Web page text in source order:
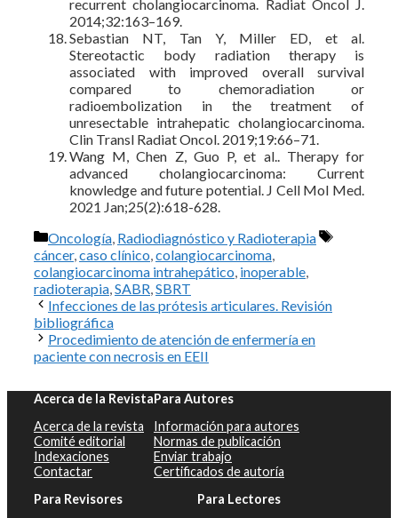
recurrent cholangiocarcinoma. Radiat Oncol J.
2014;32:163–169.
Sebastian NT, Tan Y, Miller ED, et al.
Stereotactic body radiation therapy is
associated with improved overall survival
compared to chemoradiation or
radioembolization in the treatment of
unresectable intrahepatic cholangiocarcinoma.
Clin Transl Radiat Oncol. 2019;19:66–71.
Wang M, Chen Z, Guo P, et al.. Therapy for
advanced cholangiocarcinoma: Current
knowledge and future potential. J Cell Mol Med.
2021 Jan;25(2):618-628.
Categorías
Oncología Radiodiagnóstico y Radioterapia
Etiquetas
cáncer, caso clínico colangiocarcinoma
colangiocarcinoma intrahepático inoperable
radioterapia SABR SBRT
Infecciones de las prótesis articulares. Revisión
bibliográfica
Procedimiento de atención de enfermería en
paciente con necrosis en EEII
Acerca de la Revista
Acerca de la revista
Comité editorial
Indexaciones
Contactar
Para Autores
Información para autores
Normas de publicación
Enviar trabajo
Certificados de autoría
Para Revisores
Para Lectores